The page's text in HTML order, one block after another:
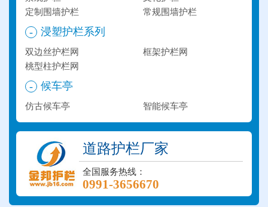
定制围墙护栏
常规围墙护栏
- 浸塑护栏系列
双边丝护栏网
框架护栏网
桃型柱护栏网
- 候车亭
仿古候车亭 智能候车亭
道路护栏厂家
全国服务热线：
0991-3656670